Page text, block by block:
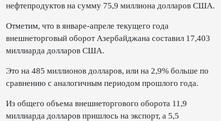
нефтепродуктов на сумму 75,9 миллиона долларов США.
Отметим, что в январе-апреле текущего года
внешнеторговый оборот Азербайджана составил 17,403
миллиарда долларов США.
Это на 485 миллионов долларов, или на 2,9% больше по
сравнению с аналогичным периодом прошлого года.
Из общего объема внешнеторгового оборота 11,9
миллиарда долларов пришлось на экспорт, а 5,5